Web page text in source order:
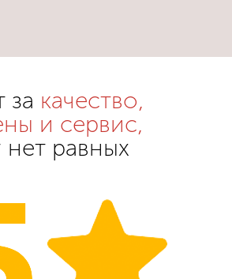
за качество,
и сервис,
равных